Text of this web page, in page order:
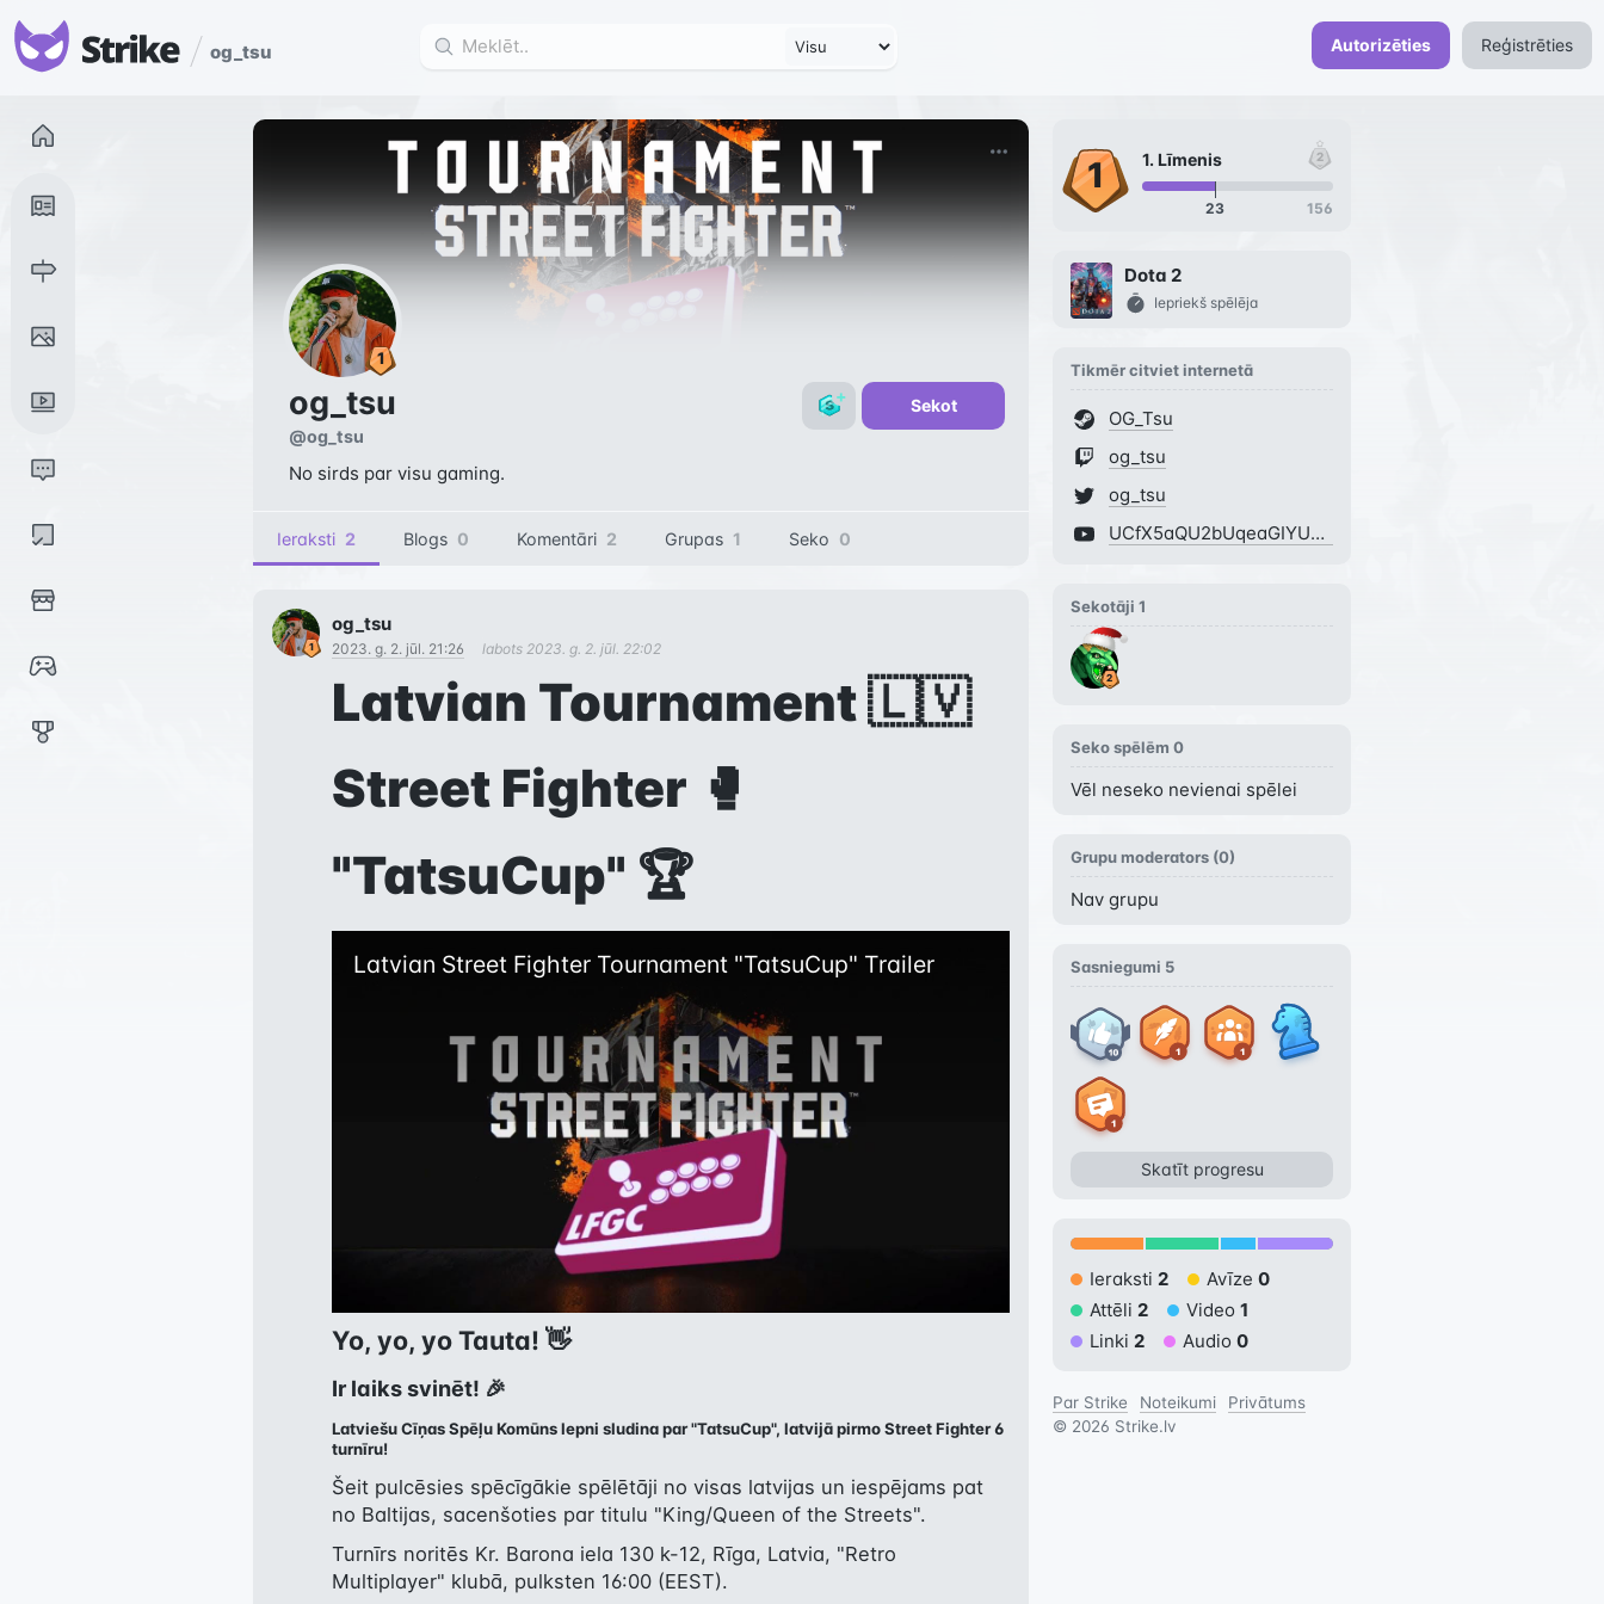
Autorizēties Reģistrēties
og_tsu
og_tsu
@og_tsu
No sirds par visu gaming.
Sekot
Ieraksti 2 Blogs 0 Komentāri 2 Grupas 1 Seko 0
og_tsu
2023. g. 2. jūl. 21:26 labots 2023. g. 2. jūl. 22:02
Latvian Tournament 🇱🇻
Street Fighter 🥊
"TatsuCup" 🏆
Latvian Street Fighter Tournament "TatsuCup" Trailer
Yo, yo, yo Tauta! 👋
Ir laiks svinēt! 🎉
Latviešu Cīņas Spēļu Komūns lepni sludina par "TatsuCup", latvijā pirmo Street Fighter 6
turnīru!
Šeit pulcēsies spēcīgākie spēlētāji no visas latvijas un iespējams pat
no Baltijas, sacenšoties par titulu "King/Queen of the Streets".
Turnīrs noritēs Kr. Barona iela 130 k-12, Rīga, Latvia, "Retro
Multiplayer" klubā, pulksten 16:00 (EEST).
1. Līmenis
156
23
Dota 2
Iepriekš spēlēja
Tikmēr citviet internetā
OG_Tsu
og_tsu
og_tsu
UCfX5aQU2bUqeaGIYUR5Vygg
Sekotāji 1
Seko spēlēm 0
Vēl neseko nevienai spēlei
Grupu moderators (0)
Nav grupu
Sasniegumi 5
Skatīt progresu
Ieraksti 2 Avīze 0
Attēli 2 Video 1
Linki 2 Audio 0
Par Strike Noteikumi
Privātums
© 2026 Strike.lv